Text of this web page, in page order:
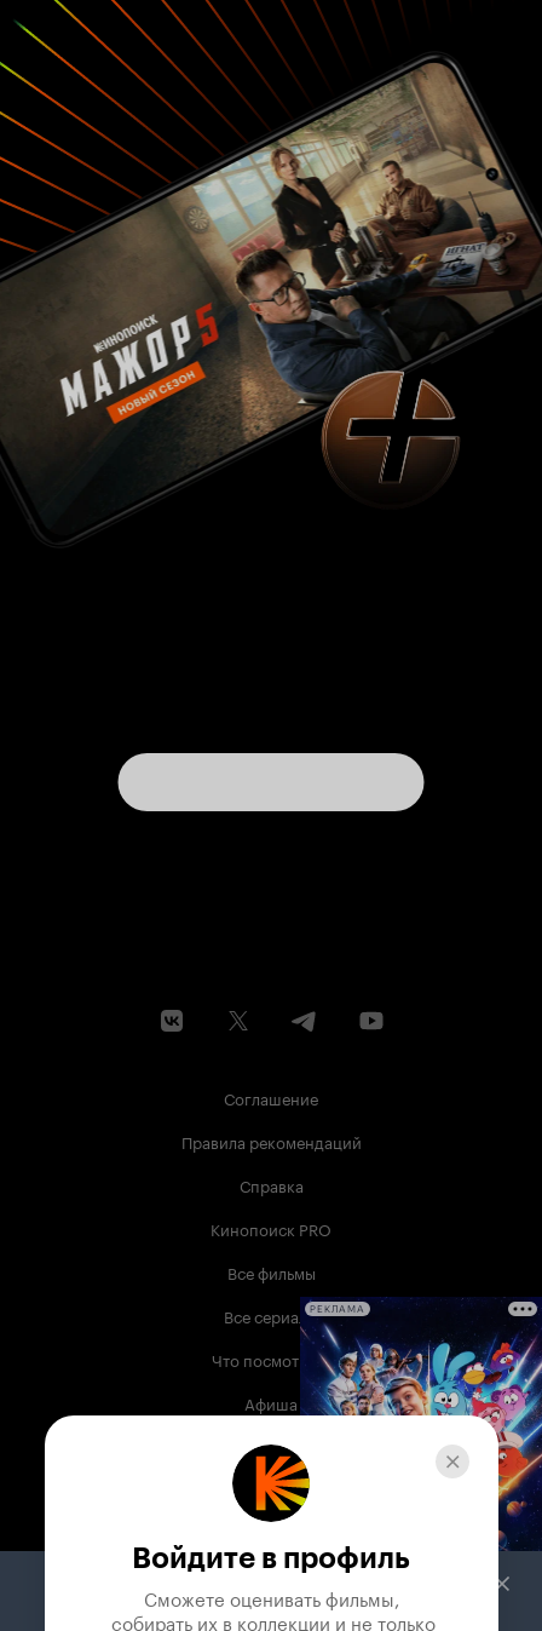
Соглашение
Правила рекомендаций
Справка
Кинопоиск PRO
Все фильмы
Все сериалы
Что посмотреть
Афиша
Музыка
Телепрограмма
Служба поддержки
РЕКЛАМА
Войдите в профиль
Сможете оценивать фильмы,
собирать их в коллекции и не только